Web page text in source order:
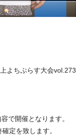
よちぷらす大会vol.273
で開催となります。
定を致します。